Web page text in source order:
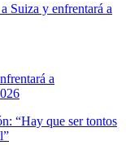
Suiza y enfrentará a
“Hay que ser tontos